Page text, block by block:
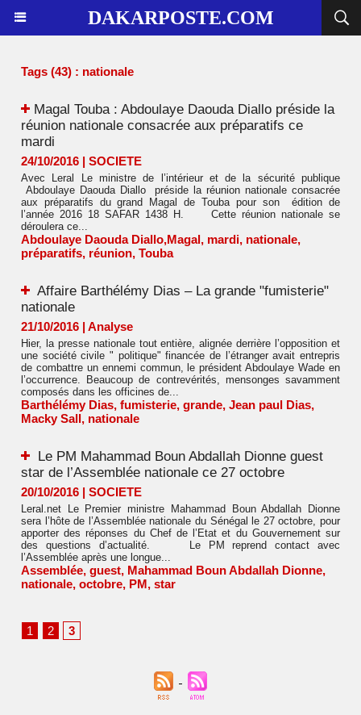
DAKARPOSTE.COM
Tags (43) : nationale
​Magal Touba : Abdoulaye Daouda Diallo préside la
réunion nationale consacrée aux préparatifs ce
mardi
24/10/2016 | SOCIETE
Avec Leral Le ministre de l’intérieur et de la sécurité publique
Abdoulaye Daouda Diallo préside la réunion nationale consacrée
aux préparatifs du grand Magal de Touba pour son édition de
l’année 2016 18 SAFAR 1438 H. Cette réunion nationale se
déroulera ce...
Abdoulaye Daouda Diallo,​Magal, mardi, nationale,
préparatifs, réunion, Touba
Affaire Barthélémy Dias – La grande "fumisterie"
nationale
21/10/2016 | Analyse
Hier, la presse nationale tout entière, alignée derrière l’opposition et
une société civile " politique" financée de l’étranger avait entrepris
de combattre un ennemi commun, le président Abdoulaye Wade en
l’occurrence. Beaucoup de contrevérités, mensonges savamment
composés dans les officines de...
Barthélémy Dias, fumisterie, grande, Jean paul Dias,
Macky Sall, nationale
Le PM Mahammad Boun Abdallah Dionne guest
star de l’Assemblée nationale ce 27 octobre
20/10/2016 | SOCIETE
Leral.net Le Premier ministre Mahammad Boun Abdallah Dionne
sera l’hôte de l’Assemblée nationale du Sénégal le 27 octobre, pour
apporter des réponses du Chef de l’Etat et du Gouvernement sur
des questions d’actualité. Le PM reprend contact avec
l’Assemblée après une longue...
Assemblée, guest, Mahammad Boun Abdallah Dionne,
nationale, octobre, PM, star
1 2 3